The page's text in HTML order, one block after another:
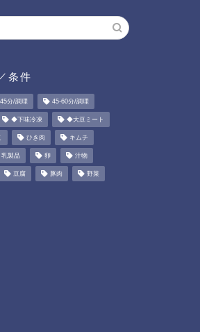
条件
分/調理 45-60分/調理
◆下味冷凍 ◆大豆ミート
ひき肉 キムチ
乳製品 卵 汁物
豆腐 豚肉 野菜